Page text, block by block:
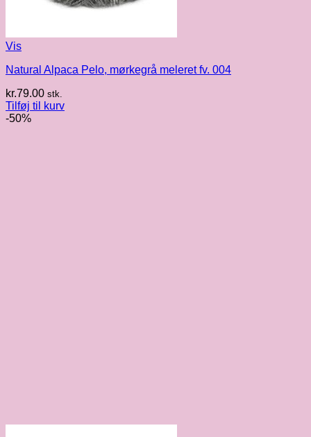
Vis
Natural Alpaca Pelo, mørkegrå meleret fv. 004
kr.79.00 stk.
Tilføj til kurv
-50%